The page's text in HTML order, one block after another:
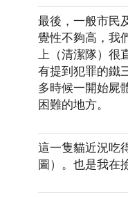
最後，一般市民
覺性不夠高，我
上（清潔隊）很
有提到犯罪的鐵
多時候一開始屍
困難的地方。
這一隻貓近況吃
圖）。也是我在